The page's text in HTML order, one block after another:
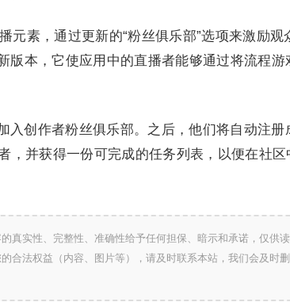
元素，通过更新的“粉丝俱乐部”选项来激励观
版本，它使应用中的直播者能够通过将流程游
入创作者粉丝俱乐部。之后，他们将自动注册
，并获得一份可完成的任务列表，以便在社区
真实性、完整性、准确性给予任何担保、暗示和承诺，仅供读
合法权益（内容、图片等），请及时联系本站，我们会及时删